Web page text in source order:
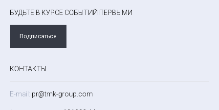
БУДЬТЕ В КУРСЕ СОБЫТИЙ ПЕРВЫМИ
Подписаться
КОНТАКТЫ
E-mail: pr@tmk-group.com